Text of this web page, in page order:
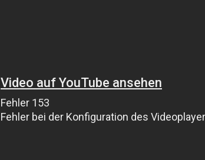
Video auf YouTube ansehen
Fehler 153
Fehler bei der Konfiguration des